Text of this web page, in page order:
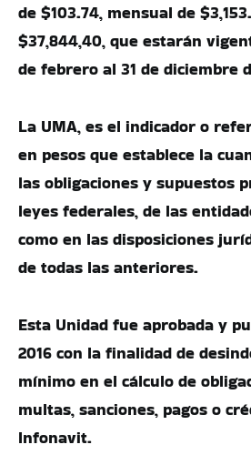
de $103.74, mensual de
$37,844,40, que estarán
de febrero al 31 de diciembre
La UMA, es el indicador o
en pesos que establece la
las obligaciones y supuestos
leyes federales, de las
como en las disposiciones
de todas las anteriores.
Esta Unidad fue aprobada y
2016 con la finalidad de
mínimo en el cálculo de
multas, sanciones, pagos o
Infonavit.